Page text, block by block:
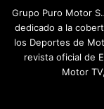
Grupo Puro Motor
dedicado a la
los Deportes de
revista oficial de
Motor